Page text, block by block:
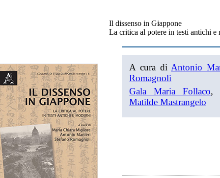
Il dissenso in Giappone
La critica al potere in testi antichi e
A cura di Antonio
Romagnoli
Gala Maria Follaco,
Matilde Mastrangelo